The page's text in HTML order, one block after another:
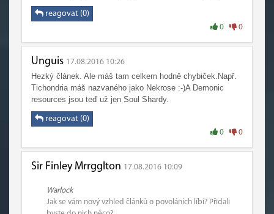
reagovat (0)
0 0
Unguis 17.08.2016 10:26
Hezký článek. Ale máš tam celkem hodně chybiček.Např.
Tichondria máš nazvaného jako Nekrose :-)A Demonic
resources jsou teď už jen Soul Shardy.
reagovat (0)
0 0
Sir Finley Mrrgglton 17.08.2016 10:09
Warlock
Jak se vám nový vzhled článků o povoláních líbí? Přidali